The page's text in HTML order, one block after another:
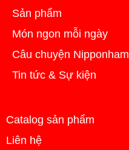
Sản phẩm
Món ngon mỗi ngày
Câu chuyện Nipponham
Tin tức & Sự kiện
Catalog sản phẩm
Liên hệ